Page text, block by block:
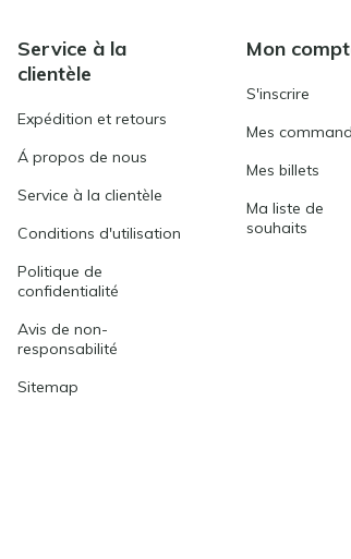
Service à la
clientèle
Expédition et retours
Á propos de nous
Service à la clientèle
Conditions d'utilisation
Politique de
confidentialité
Avis de non-
responsabilité
Sitemap
Mon
S'inscrire
Mes
Mes billets
Ma liste de
souhaits